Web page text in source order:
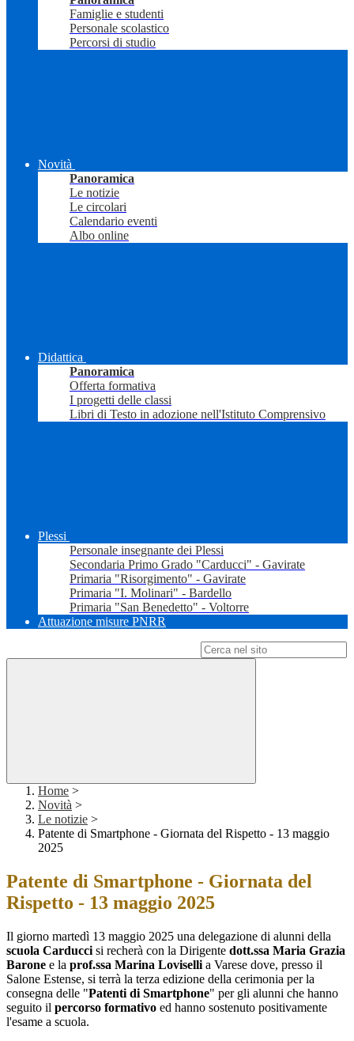
Famiglie e studenti
Personale scolastico
Percorsi di studio
Novità
Panoramica
Le notizie
Le circolari
Calendario eventi
Albo online
Didattica
Panoramica
Offerta formativa
I progetti delle classi
Libri di Testo in adozione nell'Istituto Comprensivo
Plessi
Personale insegnante dei Plessi
Secondaria Primo Grado "Carducci" - Gavirate
Primaria "Risorgimento" - Gavirate
Primaria "I. Molinari" - Bardello
Primaria "San Benedetto" - Voltorre
Attuazione misure PNRR
Home >
Novità >
Le notizie >
Patente di Smartphone - Giornata del Rispetto - 13 maggio
2025
Patente di Smartphone - Giornata del
Rispetto - 13 maggio 2025
Il giorno martedì 13 maggio 2025 una delegazione di alunni della
scuola Carducci si recherà con la Dirigente dott.ssa Maria Grazia
Barone e la prof.ssa Marina Loviselli a Varese dove, presso il
Salone Estense, si terrà la terza edizione della cerimonia per la
consegna delle "Patenti di Smartphone" per gli alunni che hanno
seguito il percorso formativo ed hanno sostenuto positivamente
l'esame a scuola.